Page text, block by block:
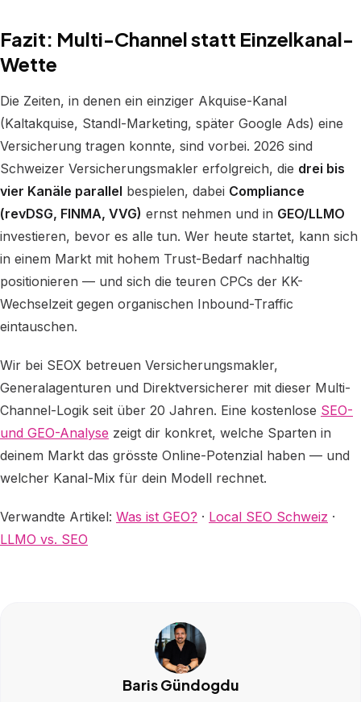
Fazit: Multi-Channel statt Einzelkanal-
Wette
Die Zeiten, in denen ein einziger Akquise-Kanal
(Kaltakquise, Standl-Marketing, später Google Ads) eine
Versicherung tragen konnte, sind vorbei. 2026 sind
Schweizer Versicherungsmakler erfolgreich, die drei bis
vier Kanäle parallel bespielen, dabei Compliance
(revDSG, FINMA, VVG) ernst nehmen und in GEO/LLMO
investieren, bevor es alle tun. Wer heute startet, kann sich
in einem Markt mit hohem Trust-Bedarf nachhaltig
positionieren — und sich die teuren CPCs der KK-
Wechselzeit gegen organischen Inbound-Traffic
eintauschen.
Wir bei SEOX betreuen Versicherungsmakler,
Generalagenturen und Direktversicherer mit dieser Multi-
Channel-Logik seit über 20 Jahren. Eine kostenlose SEO-
und GEO-Analyse zeigt dir konkret, welche Sparten in
deinem Markt das grösste Online-Potenzial haben — und
welcher Kanal-Mix für dein Modell rechnet.
Verwandte Artikel: Was ist GEO? · Local SEO Schweiz ·
LLMO vs. SEO
Baris Gündogdu